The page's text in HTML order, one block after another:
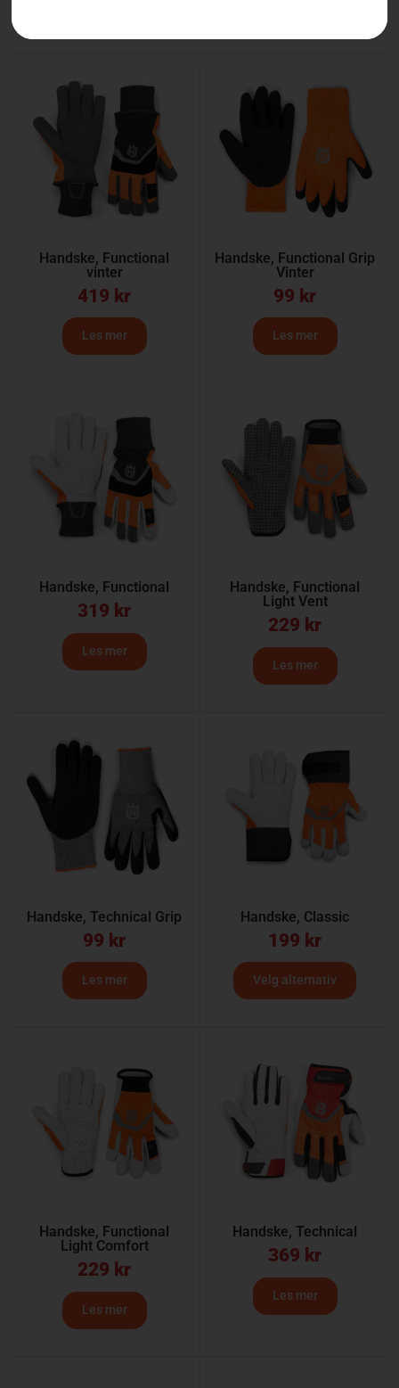
Handske, Functional
vinter
419 kr
Les mer
Handske, Functional Grip
Vinter
99 kr
Les mer
Handske, Functional
319 kr
Les mer
Handske, Functional
Light Vent
229 kr
Les mer
Handske, Technical Grip
99 kr
Les mer
Handske, Classic
199 kr
Velg alternativ
Handske, Functional
Light Comfort
229 kr
Les mer
Handske, Technical
369 kr
Les mer